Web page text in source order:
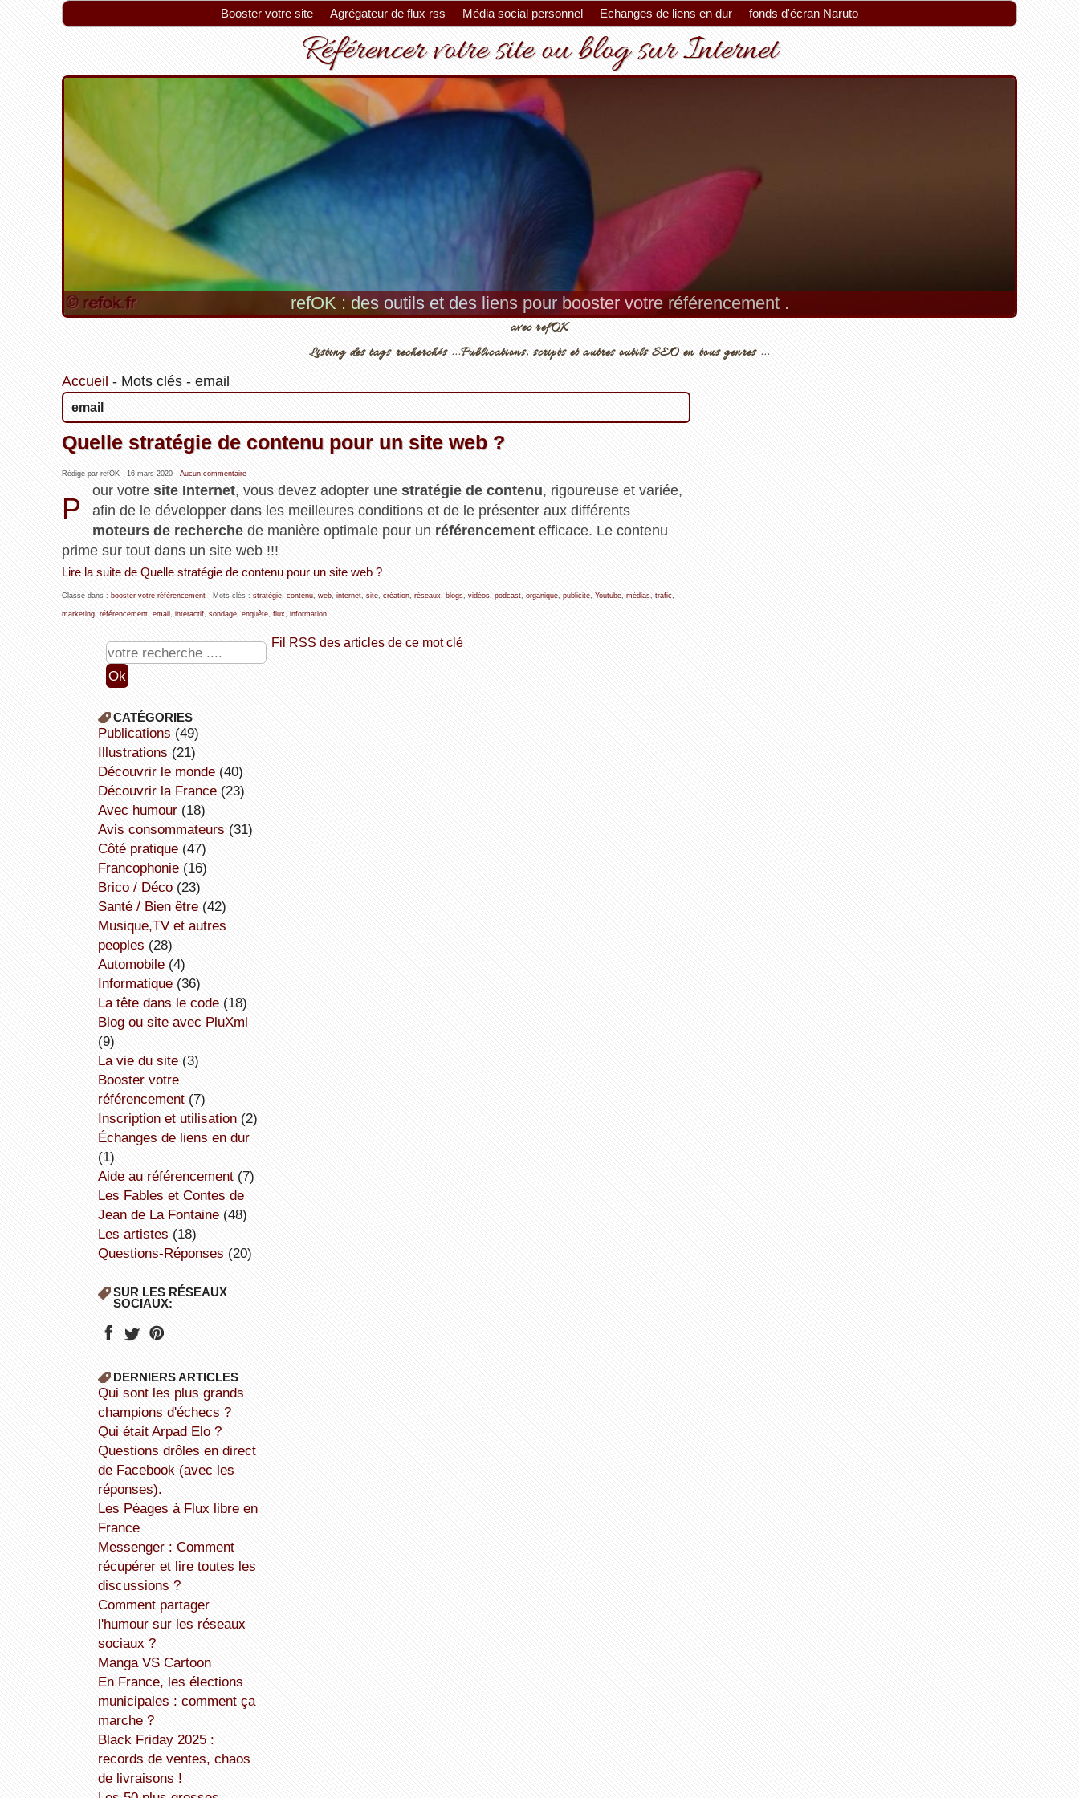
Booster votre site Agrégateur de flux rss Média social personnel Echanges de liens en dur fonds d'écran Naruto
Référencer votre site ou blog sur Internet
refOK : des outils et des liens pour booster votre référencement .
avec refOK
Listing des tags recherchés ...Publications, scripts et autres outils SEO en tous genres ...
Accueil - Mots clés- email
email
Quelle stratégie de contenu pour un site web ?
Rédigé par refOK - 16 mars 2020- Aucun commentaire
P
our votre site Internet, vous devez adopter une stratégie de contenu, rigoureuse et variée,
afin de le développer dans les meilleures conditions et de le présenter aux différents
moteurs de recherche de manière optimale pour un référencement efficace. Le contenu
prime sur tout dans un site web !!!
Lire la suite de Quelle stratégie de contenu pour un site web ?
Classé dans : booster votre référencement- Mots clés : stratégie, contenu, web, internet, site, création, réseaux, blogs, vidéos, podcast, organique, publicité, Youtube, médias, trafic,
marketing, référencement, email , interactif, sondage, enquête, flux, information
Fil RSS des articles de ce mot clé
CATÉGORIES
publications (49)
illustrations (21)
découvrir le monde(40)
découvrir la France(23)
avec humour(18)
avis consommateurs (31)
côté pratique(47)
Francophonie(16)
Brico / Déco(23)
Santé / Bien être(42)
Musique,TV et autres
peoples (28)
Automobile(4)
informatique(36)
la tête dans le code(18)
Blog ou site avec PluXml
(9)
la vie du site(3)
booster votre
référencement(7)
inscription et utilisation(2)
échanges de liens en dur
(1)
aide au référencement(7)
Les Fables et Contes de
Jean de La Fontaine(48)
Les artistes (18)
Questions-Réponses (20)
SUR LES RÉSEAUX
SOCIAUX:
DERNIERS ARTICLES
Qui sont les plus grands
champions d'échecs ?
Qui était Arpad Elo ?
Questions drôles en direct
de Facebook (avec les
réponses).
Les Péages à Flux libre en
France
Messenger : Comment
récupérer et lire toutes les
discussions ?
Comment partager
l'humour sur les réseaux
sociaux ?
Manga VS Cartoon
En France, les élections
municipales : comment ça
marche ?
Black Friday 2025 :
records de ventes, chaos
de livraisons !